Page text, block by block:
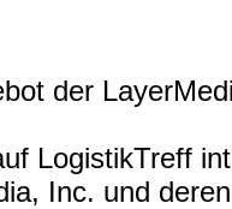
der
LogistikTreff
Inc. und